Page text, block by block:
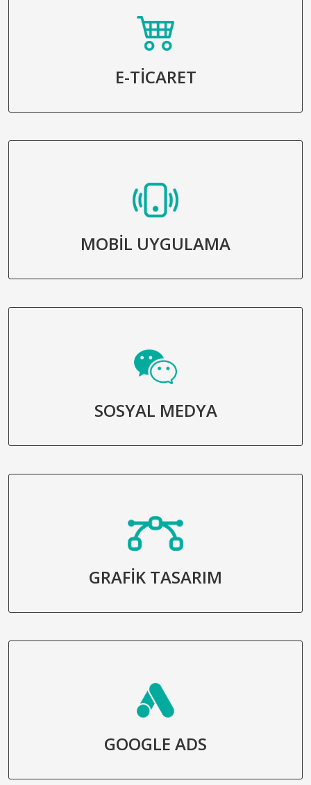
E-TİCARET
MOBİL UYGULAMA
SOSYAL MEDYA
GRAFİK TASARIM
GOOGLE ADS